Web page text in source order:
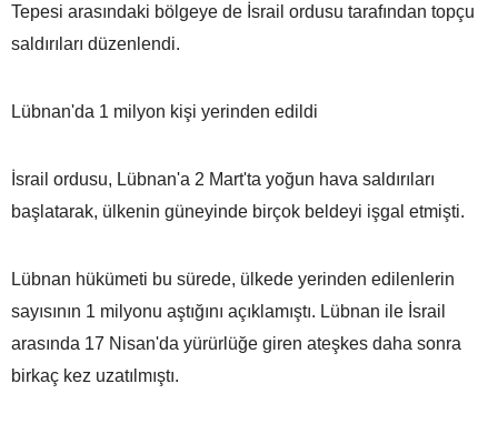
Tepesi arasındaki bölgeye de İsrail ordusu tarafından topçu
saldırıları düzenlendi.
Lübnan'da 1 milyon kişi yerinden edildi
İsrail ordusu, Lübnan'a 2 Mart'ta yoğun hava saldırıları
başlatarak, ülkenin güneyinde birçok beldeyi işgal etmişti.
Lübnan hükümeti bu sürede, ülkede yerinden edilenlerin
sayısının 1 milyonu aştığını açıklamıştı. Lübnan ile İsrail
arasında 17 Nisan'da yürürlüğe giren ateşkes daha sonra
birkaç kez uzatılmıştı.